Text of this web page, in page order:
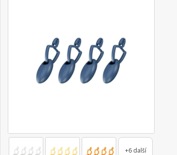
+6 další